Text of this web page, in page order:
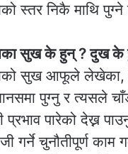
स्तर निकै माथि पुग्ने
सुख के हुन् ? दुख के
सुख आफूले लेखेका,
पुग्नु र त्यसले
पारेको देख्न
गर्ने चुनौतीपूर्ण काम